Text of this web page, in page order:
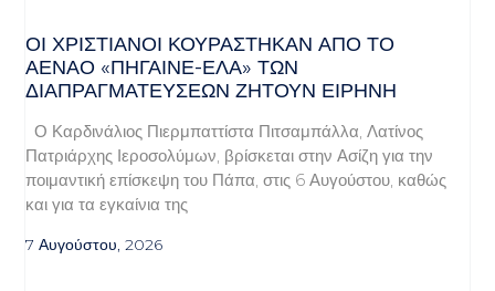
ΟΙ ΧΡΙΣΤΙΑΝΟΊ ΚΟΥΡΆΣΤΗΚΑΝ ΑΠΌ ΤΟ
ΑΈΝΑΟ «ΠΉΓΑΙΝΕ-ΈΛΑ» ΤΩΝ
ΔΙΑΠΡΑΓΜΑΤΕΎΣΕΩΝ ΖΗΤΟΎΝ ΕΙΡΉΝΗ
Ο Καρδινάλιος Πιερμπαττίστα Πιτσαμπάλλα, Λατίνος
Πατριάρχης Ιεροσολύμων, βρίσκεται στην Ασίζη για την
ποιμαντική επίσκεψη του Πάπα, στις 6 Αυγούστου, καθώς
και για τα εγκαίνια της
7 Αυγούστου, 2026